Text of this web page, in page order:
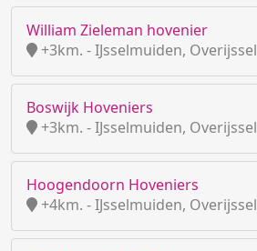
William Zieleman hovenier
+3km. - IJsselmuiden, Overijssel
Boswijk Hoveniers
+3km. - IJsselmuiden, Overijssel
Hoogendoorn Hoveniers
+4km. - IJsselmuiden, Overijssel